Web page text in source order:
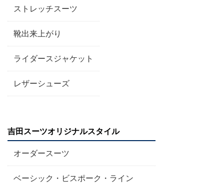
ストレッチスーツ
靴出来上がり
ライダースジャケット
レザーシューズ
吉田スーツオリジナルスタイル
オーダースーツ
ベーシック・ビスポーク・ライン